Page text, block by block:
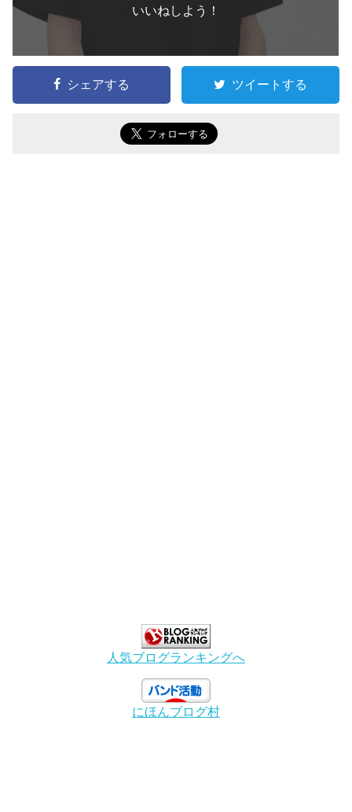
いいねしよう！
シェアする ツイートする
人気ブログランキングへ
にほんブログ村